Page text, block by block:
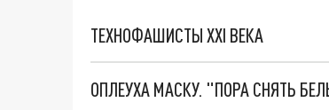
ТЕХНОФАШИСТЫ XXI ВЕКА
ОПЛЕУХА МАСКУ. "ПОРА СНЯТЬ